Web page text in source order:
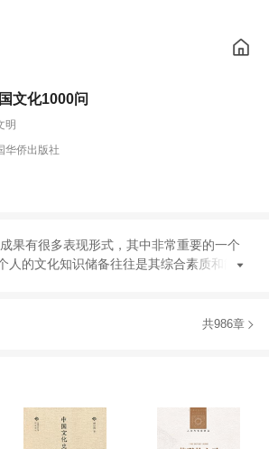
文化1000问
明
华侨出版社
果有很多表现形式 ， 其中非常重要的一个
人的文化知识储备往往是其综合素质和能力
共986章